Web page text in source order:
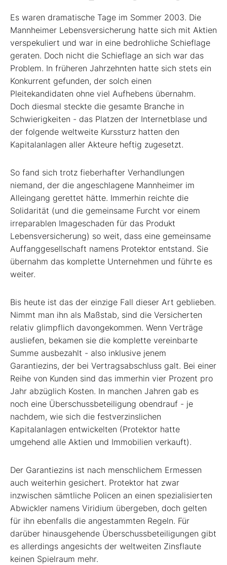
Kontakt
Es waren dramatische Tage im Sommer 2003. Die
Mannheimer Lebensversicherung hatte sich mit Aktien
verspekuliert und war in eine bedrohliche Schieflage
geraten. Doch nicht die Schieflage an sich war das
Problem. In früheren Jahrzehnten hatte sich stets ein
Konkurrent gefunden, der solch einen
Pleitekandidaten ohne viel Aufhebens übernahm.
Doch diesmal steckte die gesamte Branche in
Schwierigkeiten - das Platzen der Internetblase und
der folgende weltweite Kurssturz hatten den
Kapitalanlagen aller Akteure heftig zugesetzt.
So fand sich trotz fieberhafter Verhandlungen
niemand, der die angeschlagene Mannheimer im
Alleingang gerettet hätte. Immerhin reichte die
Solidarität (und die gemeinsame Furcht vor einem
irreparablen Imageschaden für das Produkt
Lebensversicherung) so weit, dass eine gemeinsame
Auffanggesellschaft namens Protektor entstand. Sie
übernahm das komplette Unternehmen und führte es
weiter.
Bis heute ist das der einzige Fall dieser Art geblieben.
Nimmt man ihn als Maßstab, sind die Versicherten
relativ glimpflich davongekommen. Wenn Verträge
ausliefen, bekamen sie die komplette vereinbarte
Summe ausbezahlt - also inklusive jenem
Garantiezins, der bei Vertragsabschluss galt. Bei einer
Reihe von Kunden sind das immerhin vier Prozent pro
Jahr abzüglich Kosten. In manchen Jahren gab es
noch eine Überschussbeteiligung obendrauf - je
nachdem, wie sich die festverzinslichen
Kapitalanlagen entwickelten (Protektor hatte
umgehend alle Aktien und Immobilien verkauft).
Der Garantiezins ist nach menschlichem Ermessen
auch weiterhin gesichert. Protektor hat zwar
inzwischen sämtliche Policen an einen spezialisierten
Abwickler namens Viridium übergeben, doch gelten
für ihn ebenfalls die angestammten Regeln. Für
darüber hinausgehende Überschussbeteiligungen gibt
es allerdings angesichts der weltweiten Zinsflaute
keinen Spielraum mehr.